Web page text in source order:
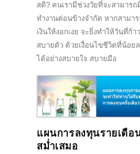
สติ? คนเรามีช่วงวัยที่จะสามารถ
ทำงานค่อนข้างจำกัด หากสามา
เงินให้งอกเงย จะยิ่งทำให้วันที่ก้
สบายตัว ด้วยเงื่อนไขชีวิตที่น้อยล
ได้อย่างสบายใจ สบายมือ
แผนการลงทุนรายเดือ
สม่ำเสมอ